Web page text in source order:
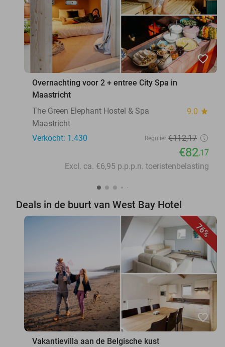
favorite_border
Overnachting voor 2 + entree City Spa in
Maastricht
The Green Elephant Hostel & Spa
9.0 star
Maastricht
Verkocht: 1.430
Regulier €112,17
€82,17
Excl. ca. €6,95 p.p.p.n. toeristenbelasting
Deals in de buurt van West Bay Hotel
76%
favorite_border
Vakantievilla aan de Belgische kust